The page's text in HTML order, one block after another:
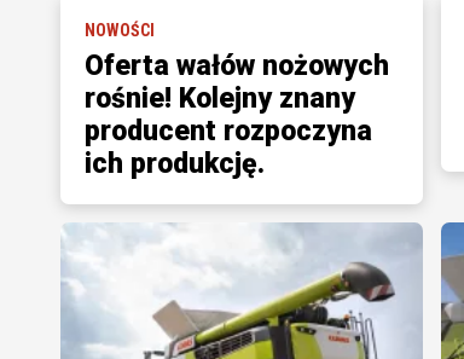
NOWOŚCI
Oferta wałów nożowych
rośnie! Kolejny znany
producent rozpoczyna
ich produkcję.